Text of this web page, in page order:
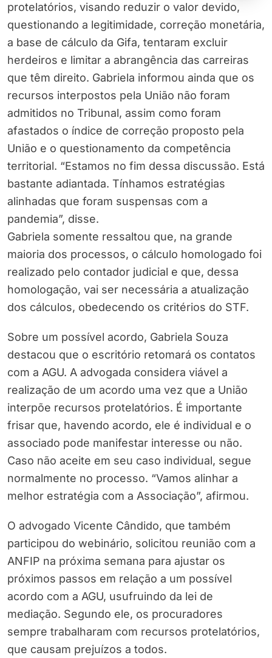
protelatórios, visando reduzir o valor devido,
questionando a legitimidade, correção monetária,
a base de cálculo da Gifa, tentaram excluir
herdeiros e limitar a abrangência das carreiras
que têm direito. Gabriela informou ainda que os
recursos interpostos pela União não foram
admitidos no Tribunal, assim como foram
afastados o índice de correção proposto pela
União e o questionamento da competência
territorial. “Estamos no fim dessa discussão. Está
bastante adiantada. Tínhamos estratégias
alinhadas que foram suspensas com a
pandemia”, disse.
Gabriela somente ressaltou que, na grande
maioria dos processos, o cálculo homologado foi
realizado pelo contador judicial e que, dessa
homologação, vai ser necessária a atualização
dos cálculos, obedecendo os critérios do STF.
Sobre um possível acordo, Gabriela Souza
destacou que o escritório retomará os contatos
com a AGU. A advogada considera viável a
realização de um acordo uma vez que a União
interpõe recursos protelatórios. É importante
frisar que, havendo acordo, ele é individual e o
associado pode manifestar interesse ou não.
Caso não aceite em seu caso individual, segue
normalmente no processo. “Vamos alinhar a
melhor estratégia com a Associação”, afirmou.
O advogado Vicente Cândido, que também
participou do webinário, solicitou reunião com a
ANFIP na próxima semana para ajustar os
próximos passos em relação a um possível
acordo com a AGU, usufruindo da lei de
mediação. Segundo ele, os procuradores
sempre trabalharam com recursos protelatórios,
que causam prejuízos a todos.